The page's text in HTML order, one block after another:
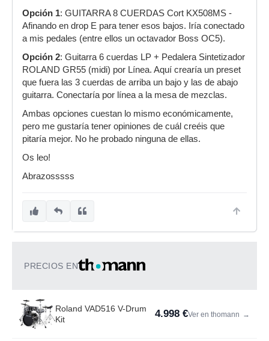
Opción 1: GUITARRA 8 CUERDAS Cort KX508MS -
Afinando en drop E para tener esos bajos. Iría conectado
a mis pedales (entre ellos un octavador Boss OC5).
Opción 2: Guitarra 6 cuerdas LP + Pedalera Sintetizador
ROLAND GR55 (midi) por Línea. Aquí crearía un preset
que fuera las 3 cuerdas de arriba un bajo y las de abajo
guitarra. Conectaría por línea a la mesa de mezclas.
Ambas opciones cuestan lo mismo económicamente,
pero me gustaría tener opiniones de cuál creéis que
pitaría mejor. No he probado ninguna de ellas.
Os leo!
Abrazosssss
PRECIOS EN
Roland VAD516 V-Drum
Kit
4.998 €Ver en thomann →